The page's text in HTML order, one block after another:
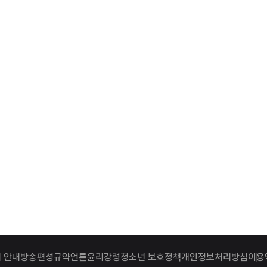
안내 방송편성규약언론윤리강령청소년 보호정책개인정보처리방침이